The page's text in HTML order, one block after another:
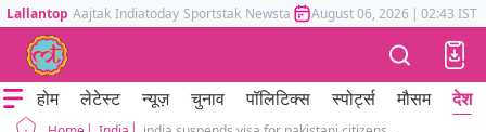
Lallantop Aajtak Indiatoday Sportstak Newstak Mumbai Tak Astrotak
August 06, 2026 | 02:43 IST
होम लेटेस्ट न्यूज़ चुनाव पॉलिटिक्स स्पोर्ट्स मौसम देश